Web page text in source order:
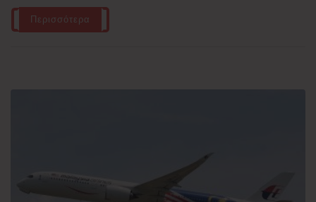
Περισσότερα